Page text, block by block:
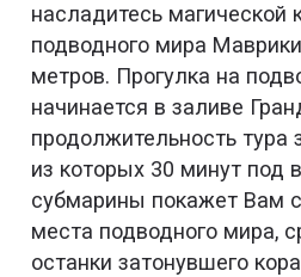
насладитесь магической
подводного мира
метров. Прогулка на
начинается в заливе
продолжительность тура
из которых 30 минут под
субмарины покажет Вам
места подводного мира,
останки затонувшего